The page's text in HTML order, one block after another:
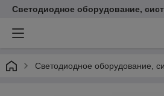
Светодиодное оборудование,
Светодиодное оборудование,